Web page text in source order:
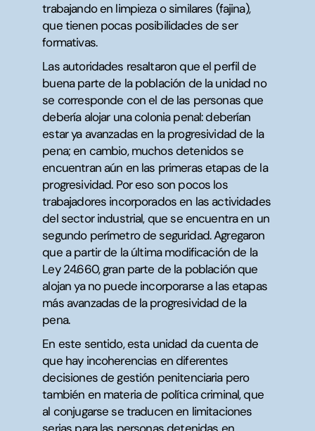
trabajando en limpieza o similares (fajina),
que tienen pocas posibilidades de ser
formativas.
Las autoridades resaltaron que el perfil de
buena parte de la población de la unidad no
se corresponde con el de las personas que
debería alojar una colonia penal: deberían
estar ya avanzadas en la progresividad de la
pena; en cambio, muchos detenidos se
encuentran aún en las primeras etapas de la
progresividad. Por eso son pocos los
trabajadores incorporados en las actividades
del sector industrial, que se encuentra en un
segundo perímetro de seguridad. Agregaron
que a partir de la última modificación de la
Ley 24.660, gran parte de la población que
alojan ya no puede incorporarse a las etapas
más avanzadas de la progresividad de la
pena.
En este sentido, esta unidad da cuenta de
que hay incoherencias en diferentes
decisiones de gestión penitenciaria pero
también en materia de política criminal, que
al conjugarse se traducen en limitaciones